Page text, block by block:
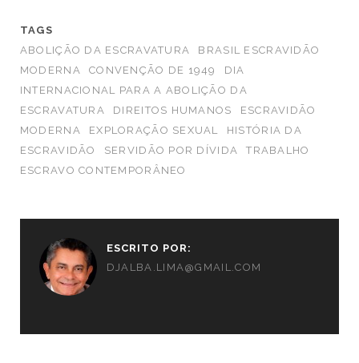
TAGS
ABOLIÇÃO DA ESCRAVATURA
BRASIL ESCRAVIDÃO
MODERNA
CONVENÇÃO DE 1949
DIA
INTERNACIONAL PARA A ABOLIÇÃO DA
ESCRAVATURA
DIREITOS HUMANOS
ESCRAVIDÃO
MODERNA
EXPLORAÇÃO SEXUAL
HISTÓRIA DA
ESCRAVIDÃO
SERVIDÃO POR DÍVIDA
TRABALHO
ESCRAVO CONTEMPORÂNEO
ESCRITO POR:
DJALBA.LIMA@GMAIL.COM